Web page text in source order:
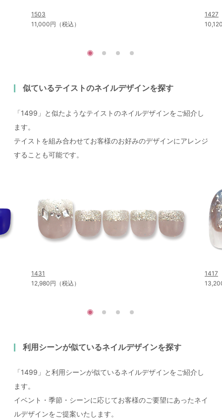
1503
11,000円（税込）
1427
似ているテイストのネイルデザインを探す
「1499」と似たようなテイストのネイルデザインをご紹介し
ます。
テイストを組み合わせてお客様のお好みのデザインにアレンジ
することも可能です。
1431
12,980円（税込）
1417
利用シーンが似ているネイルデザインを探す
「1499」と利用シーンが似ているネイルデザインをご紹介し
ます。
イベント・季節・シーンに応じてお客様のご要望にあったネイ
ルデザインをご提案いたします。